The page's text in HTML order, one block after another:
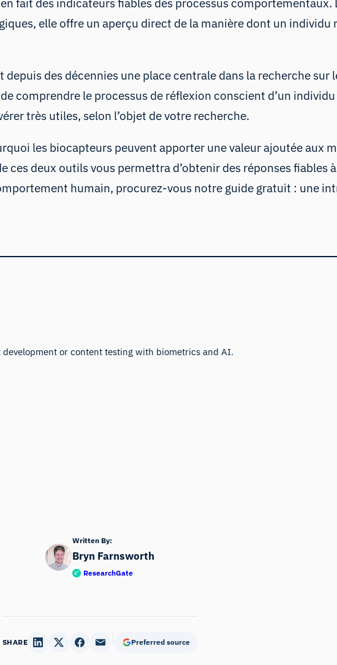
fait des indicateurs fiables des processus comportementaux.
elle offre un aperçu direct de la manière dont un individu
depuis des décennies une place centrale dans la recherche
comprendre le processus de réflexion conscient d’un
très utiles, selon l’objet de votre recherche.
les biocapteurs peuvent apporter une valeur ajoutée aux
deux outils vous permettra d’obtenir des réponses fiables
humain, procurez-vous notre guide gratuit : une
or content testing with biometrics and AI.
Written By:
Bryn Farnsworth
ResearchGate
SHARE Preferred source